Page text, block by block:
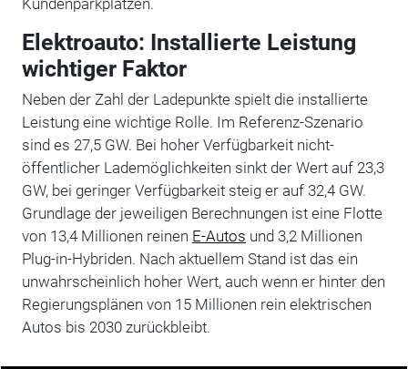
Elektroauto: Installierte Leistung
wichtiger Faktor
Neben der Zahl der Ladepunkte spielt die installierte
Leistung eine wichtige Rolle. Im Referenz-Szenario
sind es 27,5 GW. Bei hoher Verfügbarkeit nicht-
öffentlicher Lademöglichkeiten sinkt der Wert auf 23,3
GW, bei geringer Verfügbarkeit steig er auf 32,4 GW.
Grundlage der jeweiligen Berechnungen ist eine Flotte
von 13,4 Millionen reinen E-Autos und 3,2 Millionen
Plug-in-Hybriden. Nach aktuellem Stand ist das ein
unwahrscheinlich hoher Wert, auch wenn er hinter den
Regierungsplänen von 15 Millionen rein elektrischen
Autos bis 2030 zurückbleibt.